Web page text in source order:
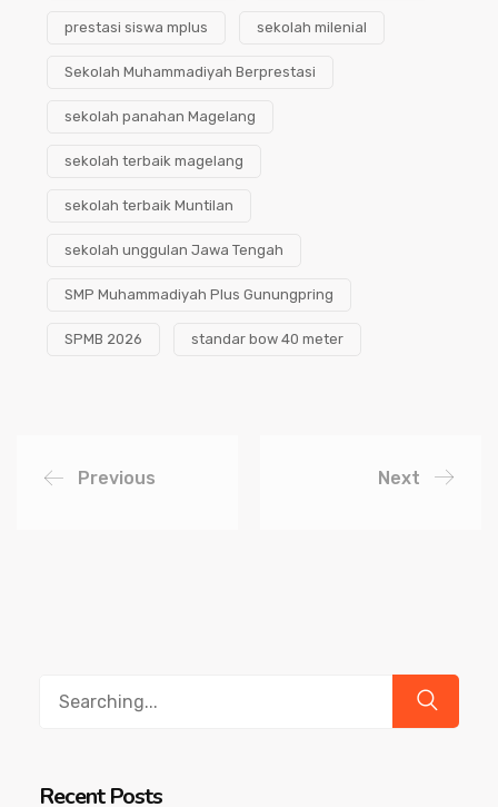
prestasi siswa mplus sekolah milenial
Sekolah Muhammadiyah Berprestasi
sekolah panahan Magelang
sekolah terbaik magelang
sekolah terbaik Muntilan
sekolah unggulan Jawa Tengah
SMP Muhammadiyah Plus Gunungpring
SPMB 2026 standar bow 40 meter
Previous Next
Recent Posts